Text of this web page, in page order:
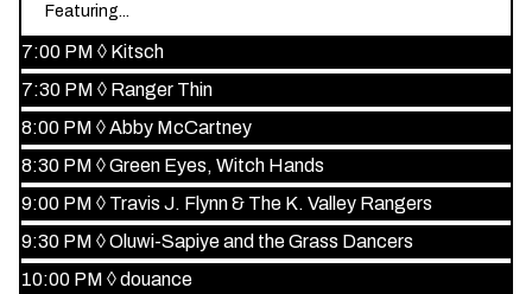
Featuring...
7:00 PM ◊ Kitsch
7:30 PM ◊ Ranger Thin
8:00 PM ◊Abby McCartney
8:30 PM ◊Green Eyes, Witch Hands
9:00 PM ◊ Travis J. Flynn & The K. Valley Rangers
9:30 PM ◊Oluwi-Sapiye and the Grass Dancers
10:00 PM ◊douance